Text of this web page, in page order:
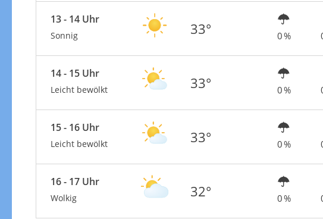
13 - 14 Uhr
Sonnig 33° 0 %
14 - 15 Uhr
Leicht bewölkt 33° 0 %
15 - 16 Uhr
Leicht bewölkt 33° 0 %
16 - 17 Uhr
Wolkig 32° 0 %